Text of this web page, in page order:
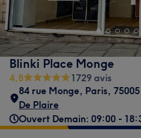
Blinki Place Monge
4,8
1729 avis
84 rue Monge, Paris,
De Plaire
Ouvert Demain: 09:00 -